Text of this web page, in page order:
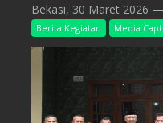
Bekasi, 30 Maret 2026
Berita Kegiatan Media